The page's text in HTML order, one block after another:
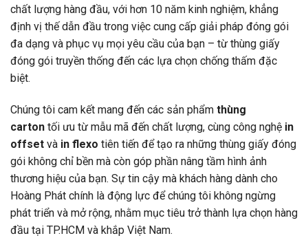
chất lượng hàng đầu, với hơn 10 năm kinh nghiệm, khẳng
định vị thế dẫn đầu trong việc cung cấp giải pháp đóng gói
đa dạng và phục vụ mọi yêu cầu của bạn – từ thùng giấy
đóng gói truyền thống đến các lựa chọn chống thấm đặc
biệt.
Chúng tôi cam kết mang đến các sản phẩm thùng
carton tối ưu từ mẫu mã đến chất lượng, cùng công nghệ in
offset và in flexo tiên tiến để tạo ra những thùng giấy đóng
gói không chỉ bền mà còn góp phần nâng tầm hình ảnh
thương hiệu của bạn. Sự tin cậy mà khách hàng dành cho
Hoàng Phát chính là động lực để chúng tôi không ngừng
phát triển và mở rộng, nhằm mục tiêu trở thành lựa chọn hàng
đầu tại TP.HCM và khắp Việt Nam.